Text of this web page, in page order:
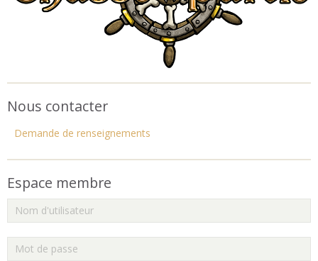
Nous contacter
Demande de renseignements
Espace membre